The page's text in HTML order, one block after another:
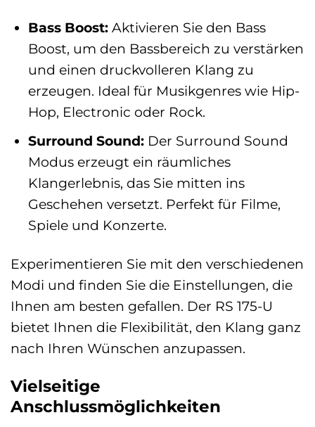
Bass Boost:Aktivieren Sie den Bass
Boost, um den Bassbereich zu verstärken
und einen druckvolleren Klang zu
erzeugen. Ideal für Musikgenres wie Hip-
Hop, Electronic oder Rock.
Surround Sound:Der Surround Sound
Modus erzeugt ein räumliches
Klangerlebnis, das Sie mitten ins
Geschehen versetzt. Perfekt für Filme,
Spiele und Konzerte.
Experimentieren Sie mit den verschiedenen
Modi und finden Sie die Einstellungen, die
Ihnen am besten gefallen. Der RS 175-U
bietet Ihnen die Flexibilität, den Klang ganz
nach Ihren Wünschen anzupassen.
Vielseitige
Anschlussmöglichkeiten